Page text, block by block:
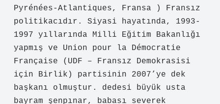
Pyrénées-Atlantiques, Fransa ) Fransız
politikacıdır. Siyasi hayatında, 1993-
1997 yıllarında Milli Eğitim Bakanlığı
yapmış ve Union pour la Démocratie
Française (UDF – Fransız Demokrasisi
için Birlik) partisinin 2007’ye dek
başkanı olmuştur. dedesi büyük usta
bayram şenpınar, babası severek